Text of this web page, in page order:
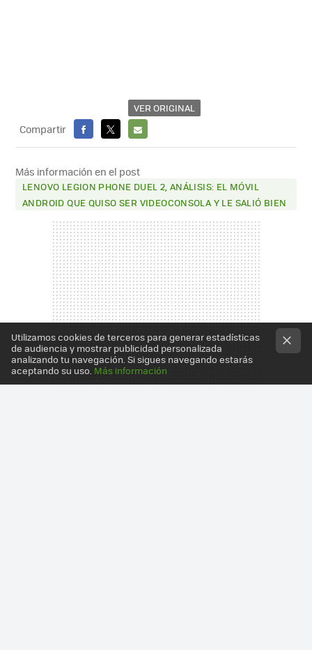
VER ORIGINAL
Compartir
FACEBOOK
X
E-
MAIL
Más información en el post
LENOVO LEGION PHONE DUEL 2, ANÁLISIS: EL MÓVIL
ANDROID QUE QUISO SER VIDEOCONSOLA Y LE SALIÓ BIEN
Utilizamos cookies de terceros para generar estadísticas
de audiencia y mostrar publicidad personalizada
analizando tu navegación. Si sigues navegando estarás
aceptando su uso. Más información